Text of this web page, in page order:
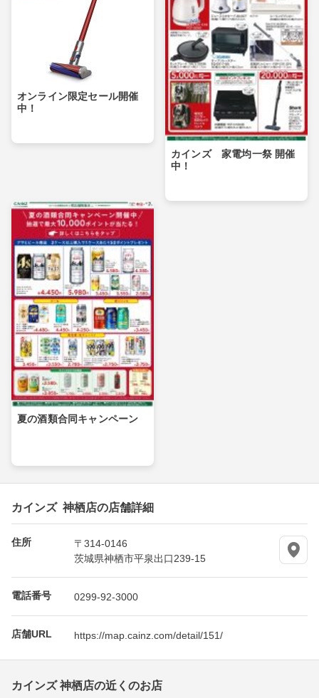
オンライン限定セール開催
中！
カインズ 家電均一祭 開催
中！
夏の酒類合同キャンペーン
カインズ 神栖店の店舗詳細
住所
〒314-0146
茨城県神栖市平泉出口239-15
電話番号 0299-92-3000
店舗URL https://map.cainz.com/detail/151/
カインズ 神栖店の近くのお店